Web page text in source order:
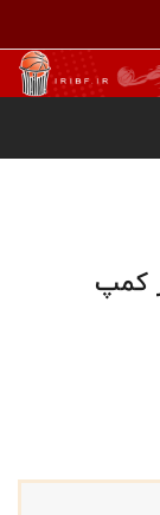
کمپ‌